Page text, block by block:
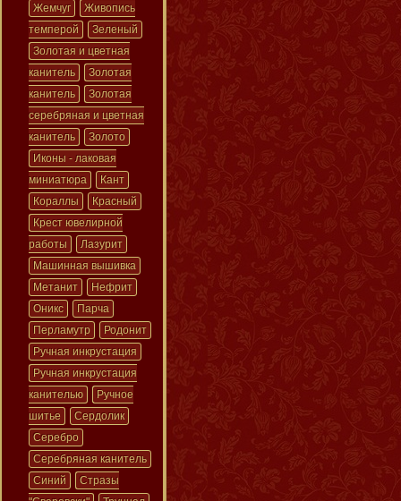
Жемчуг
Живопись
темперой
Зеленый
Золотая и цветная
канитель
Золотая
канитель
Золотая
серебряная и цветная
канитель
Золото
Иконы - лаковая
миниатюра
Кант
Кораллы
Красный
Крест ювелирной
работы
Лазурит
Машинная вышивка
Метанит
Нефрит
Оникс
Парча
Перламутр
Родонит
Ручная инкрустация
Ручная инкрустация
канителью
Ручное
шитье
Сердолик
Серебро
Серебряная канитель
Синий
Стразы